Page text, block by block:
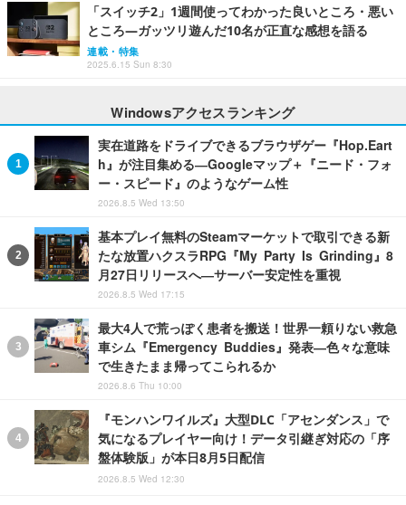
「スイッチ2」1週間使ってわかった良いところ・悪い
ところ―ガッツリ遊んだ10名が正直な感想を語る
連載・特集
2025.6.15 Sun 8:30
Windowsアクセスランキング
実在道路をドライブできるブラウザゲー『Hop.Eart
h』が注目集める―Googleマップ＋『ニード・フォ
ー・スピード』のようなゲーム性
2026.8.5 Wed 13:50
基本プレイ無料のSteamマーケットで取引できる新
たな放置ハクスラRPG『My Party Is Grinding』8
月27日リリースへ―サーバー安定性を重視
2026.8.5 Wed 17:15
最大4人で荒っぽく患者を搬送！世界一頼りない救急
車シム『Emergency Buddies』発表―色々な意味
で生きたまま帰ってこられるか
2026.8.6 Thu 10:00
『モンハンワイルズ』大型DLC「アセンダンス」で
気になるプレイヤー向け！データ引継ぎ対応の「序
盤体験版」が本日8月5日配信
2026.8.5 Wed 12:30